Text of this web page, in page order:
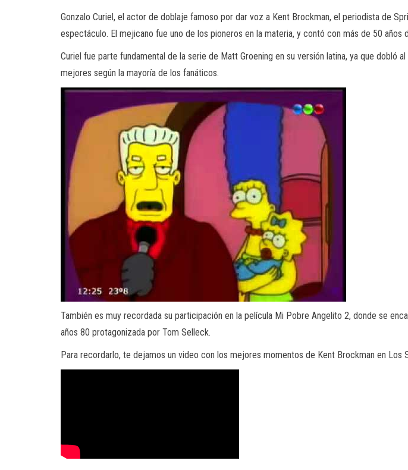
Gonzalo Curiel, el actor de doblaje famoso por dar voz a Kent Brockman, el periodista de
espectáculo. El mejicano fue uno de los pioneros en la materia, y contó con más de 50 años
Curiel fue parte fundamental de la serie de Matt Groening en su versión latina, ya que dobló
mejores según la mayoría de los fanáticos.
También es muy recordada su participación en la película Mi Pobre Angelito 2, donde se
años 80 protagonizada por Tom Selleck.
Para recordarlo, te dejamos un video con los mejores momentos de Kent Brockman en Los